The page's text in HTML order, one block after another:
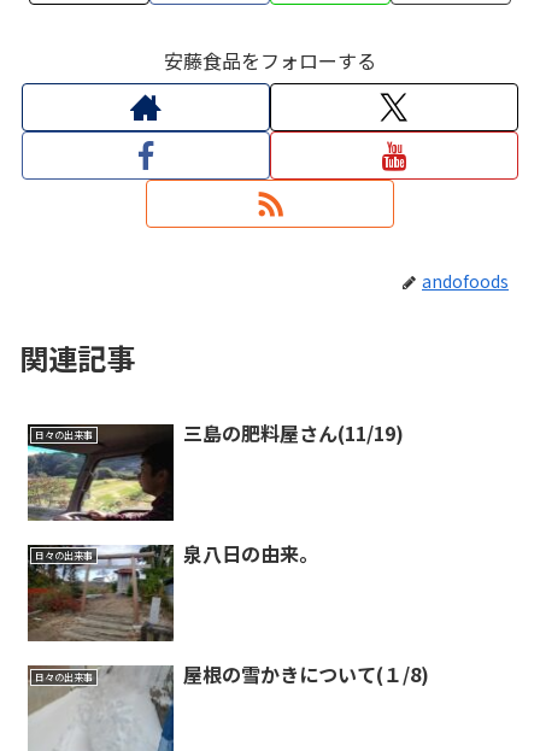
安藤食品をフォローする
andofoods
関連記事
日々の出来事 三島の肥料屋さん(11/19)
日々の出来事 泉八日の由来。
日々の出来事 屋根の雪かきについて(１/8)